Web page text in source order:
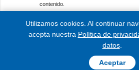
contenido.
Entidad de medios en línea; identificador
01421.
© 2015-2026 Ukrinform. Todos los
Utilizamos cookies. Al continuar
acepta nuestra Política de
datos.
Aceptar